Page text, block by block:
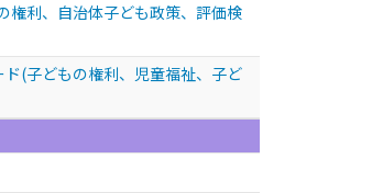
権利、自治体子ども政策、評価検
(子どもの権利、児童福祉、子ど